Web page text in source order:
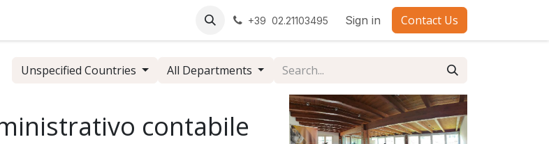
Jobs +39 02.21103495 Sign in Contact Us
Unspecified Countries All Departments
contabile